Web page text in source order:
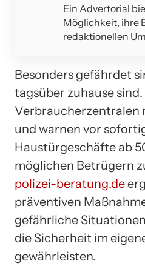
Ein Advertorial
Möglichkeit, ihre
redaktionellen
Besonders gefährdet
tagsüber zuhause sind.
Verbraucherzentralen
und warnen vor
Haustürgeschäfte ab
möglichen Betrügern
polizei-beratung.de
präventiven
gefährliche
die Sicherheit im
gewährleisten.